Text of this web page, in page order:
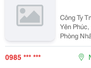
Công Ty
Yên Phúc, Xã
Phòng Nhân Sự : 01 Mô
Và Điều Hành
Và Triển
0985 *** ***